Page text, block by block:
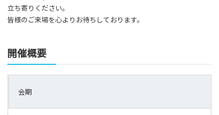
立ち寄りください。
皆様のご来場を心よりお待ちしております。
開催概要
会期